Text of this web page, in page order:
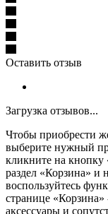
Оставить отзыв
Загрузка отзывов...
Чтобы приобрести
выберите нужный
кликните на кнопку
раздел «Корзина» и
воспользуйтесь
странице
аксессуары и